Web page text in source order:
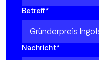
Betreff*
Nachricht*